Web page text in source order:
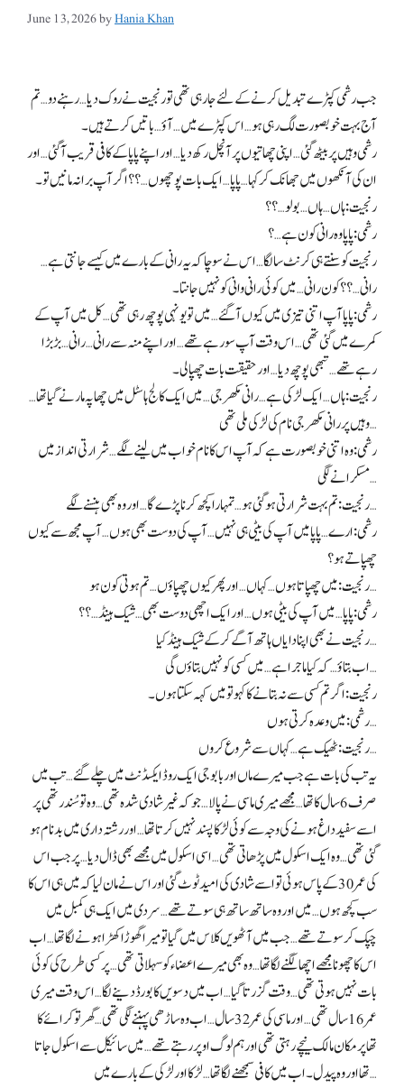
June 13, 2026byHania Khan
جب رشمی کپڑے تبدیل کرنے کے لئے جا رہی تھی تو رنجیت نے روک دیا… رہنے دو… تم
آج بہت خوبصورت لگ رہی ہو… اس کپڑے میں… آؤ… باتیں کرتے ہیں۔
رشمی وہیں پر بیٹھ گئی… اپنی چھاتیوں پر آنچل رکھ دیا… اور اپنے پاپا کے کافی قریب آ گئی… اور
ان کی آنکھوں میں جھانک کر کہا… پاپا… ایک بات پوچھوں…؟؟ اگر آپ برا نہ مانیں تو۔
رنجیت: ہاں… ہاں… بولو…؟؟
رشمی: پاپا وہ رانی کون ہے…؟
رنجیت کو سنتے ہی کرنٹ سا لگا… اس نے سوچا کہ یہ رانی کے بارے میں کیسے جانتی ہے…
رانی…؟؟ کون رانی… میں کوئی رانی وانی کو نہیں جانتا۔
رشمی: پاپا آپ اتنی تیزی میں کیوں آ گئے… میں تو یونہی پوچھ رہی تھی… کل میں آپ کے
کمرے میں گئی تھی… اس وقت آپ سو رہے تھے… اور اپنے منہ سے رانی… رانی… بڑبڑا
رہے تھے… تبھی پوچھ دیا… اور حقیقت بات چھپا لی۔
رنجیت: ہاں… ایک لڑکی ہے… رانی مکھرجی… میں ایک کالج ہاسٹل میں چھاپہ مارنے گیا تھا…
وہیں پر رانی مکھرجی نام کی لڑکی ملی تھی…
رشمی: وہ اتنی خوبصورت ہے کہ آپ اس کا نام خواب میں لینے لگے… شرارتی انداز میں
مسکرانے لگی…
رنجیت: تم بہت شرارتی ہو گئی ہو… تمہارا کچھ کرنا پڑے گا… اور وہ بھی ہنسنے لگے…
رشمی: ارے… پاپا میں آپ کی بیٹی ہی نہیں… آپ کی دوست بھی ہوں… آپ مجھ سے کیوں
چھپاتے ہو؟
رنجیت: میں چھپاتا ہوں… کہاں… اور پھر کیوں چھپاؤں… تم ہوتی کون ہو…
رشمی: پاپا… میں آپ کی بیٹی ہوں… اور ایک اچھی دوست بھی… شیک ہینڈ…؟؟
رنجیت نے بھی اپنا دایاں ہاتھ آگے کر کے شیک ہینڈ کیا…
اب بتاؤ… کہ کیا ماجرا ہے… میں کسی کو نہیں بتاؤں گی…
رنجیت: اگر تم کسی سے نہ بتانے کا کہو تو میں کہہ سکتا ہوں۔
رشمی: میں وعدہ کرتی ہوں…
رنجیت: ٹھیک ہے… کہاں سے شروع کروں…
یہ تب کی بات ہے جب میرے ماں اور بابوجی ایک روڈ ایکسڈنٹ میں چلے گئے… تب میں
صرف 6 سال کا تھا… مجھے میری ماسی نے پالا… جو کہ غیر شادی شدہ تھی… وہ تو سُندر تھی پر
اسے سفید داغ ہونے کی وجہ سے کوئی لڑکا پسند نہیں کرتا تھا… اور رشتہ داری میں بدنام ہو
گئی تھی… وہ ایک اسکول میں پڑھاتی تھی… اسی اسکول میں مجھے بھی ڈال دیا… پر جب اس
کی عمر 30 کے پاس ہوئی تو اسے شادی کی امید ٹوٹ گئی اور اس نے مان لیا کہ میں ہی اس کا
سب کچھ ہوں… میں اور وہ ساتھ ساتھ ہی سوتے تھے… سردی میں ایک ہی کمبل میں
چپک کر سوتے تھے… جب میں آٹھویں کلاس میں گیا تو میرا گھوڑا کھڑا ہونے لگا تھا… اب
اس کا چھونا مجھے اچھا لگنے لگا تھا… وہ بھی میرے اعضاء کو سہلاتی تھی… پر کسی طرح کی کوئی
بات نہیں ہوتی تھی… وقت گزرتا گیا… اب میں دسویں کا بورڈ دینے لگا… اس وقت میری
عمر 16 سال تھی… اور ماسی کی عمر 32 سال… اب وہ ساڑھی پہننے لگی تھی… گھر تو کرائے کا
تھا پر مکان مالک نیچے رہتی تھی اور ہم لوگ اوپر رہتے تھے… میں سائیکل سے اسکول جاتا
تھا اور وہ پیدل۔ اب میں کافی سمجھنے لگا تھا… لڑکا اور لڑکی کے بارے میں…